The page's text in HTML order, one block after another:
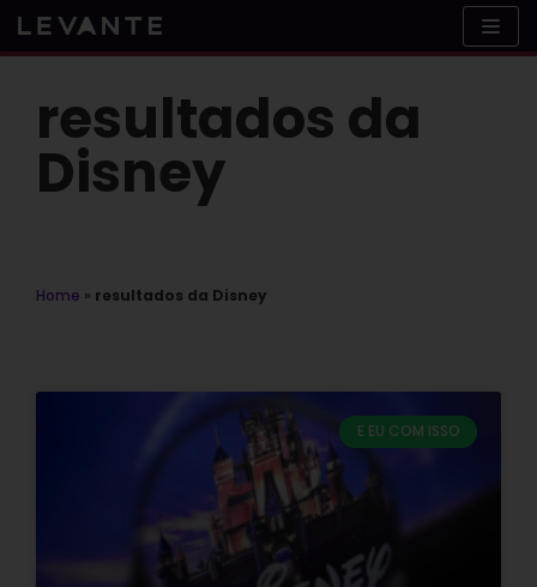
Skip
to
resultados da
Disney
Home » resultados da Disney
E EU COM ISSO